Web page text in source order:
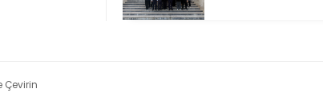
Çevirin